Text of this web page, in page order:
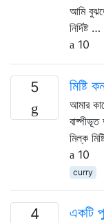
আমি
নির্দিষ্ট …
10
5 মিষ্টি
আমার
মিল্ক
10
curry
4 একটি